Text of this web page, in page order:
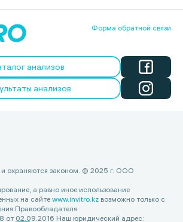
Форма обратной связи
анализов
анализов
охраняются законом. © 2025 г. ООО
а равно иное использование
на сайте www.invitro.kz возможно только с
Правообладателя.
от 02.09.2016 Наш юридический адрес: